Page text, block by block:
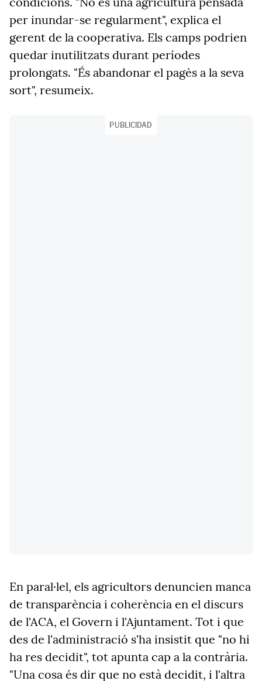
per inundar-se regularment", explica el
gerent de la cooperativa. Els camps podrien
quedar inutilitzats durant períodes
prolongats. "És abandonar el pagès a la seva
sort", resumeix.
PUBLICIDAD
En paral·lel, els agricultors denuncien manca
de transparència i coherència en el discurs
de l'ACA, el Govern i l'Ajuntament. Tot i que
des de l'administració s'ha insistit que "no hi
ha res decidit", tot apunta cap a la contrària.
"Una cosa és dir que no està decidit, i l'altra